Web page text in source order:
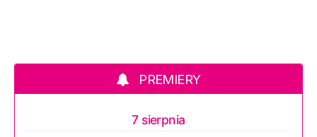
PREMIERY
7 sierpnia